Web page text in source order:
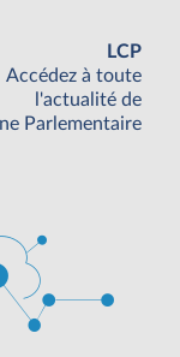
LCP
Accédez à toute
l'actualité de
Parlementaire